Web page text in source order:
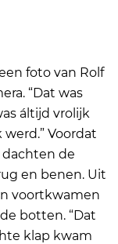
foto van Rolf
“Dat was
áltijd vrolijk
Voordat
dachten de
en benen. Uit
voortkwamen
botten. “Dat
klap kwam